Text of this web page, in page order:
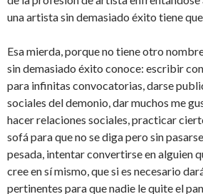
una artista sin demasiado éxito tiene
Esa mierda, porque no tiene otro
sin demasiado éxito conoce: escribir
para infinitas convocatorias, darse
sociales del demonio, dar muchos me
hacer relaciones sociales, practicar
sofá para que no se diga pero sin
pesada, intentar convertirse en alguien
cree en sí mismo, que si es necesario
pertinentes para que nadie le quite el